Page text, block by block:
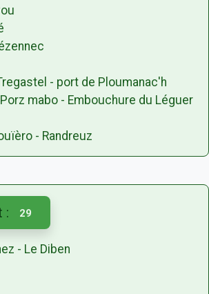
- port de Ploumanac'h
mabo - Embouchure du Léguer
- Randreuz
: 29
- Le Diben